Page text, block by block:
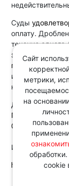
Суды
оплату.
течение одного
заказчик
говорит
о
конкурентных
Документ:
Постановление
07.04.2026 по
Источник:
http://
Сайт
метрики,
на
cookie